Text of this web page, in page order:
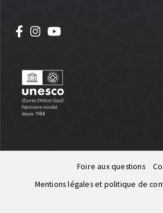
Foire aux questions
Mentions légales et politique de